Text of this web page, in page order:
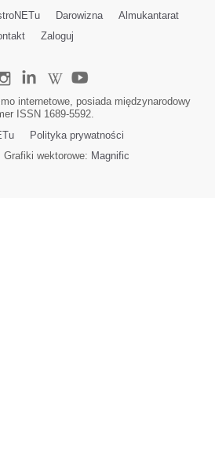
Darowizna
Almukantarat
Zaloguj
internetowe, posiada międzynarodowy
ISSN 1689-5592.
Polityka prywatności
wektorowe: Magnific